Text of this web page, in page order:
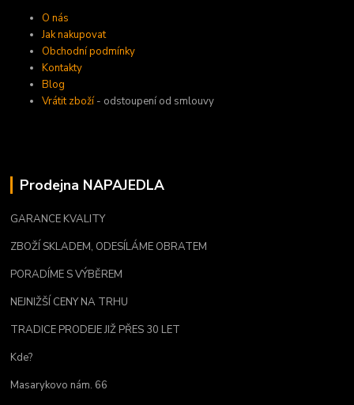
O nás
Jak nakupovat
Obchodní podmínky
Kontakty
Blog
Vrátit zboží- odstoupení od smlouvy
Prodejna NAPAJEDLA
GARANCE KVALITY
ZBOŽÍ SKLADEM, ODESÍLÁME OBRATEM
PORADÍME S VÝBĚREM
NEJNIŽŠÍ CENY NA TRHU
TRADICE PRODEJE JIŽ PŘES 30 LET
Kde?
Masarykovo nám. 66